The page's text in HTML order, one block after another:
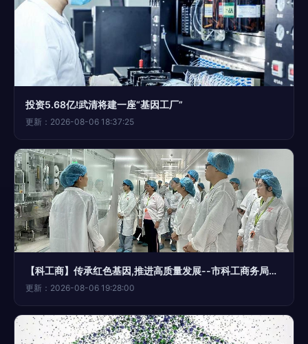
投资5.68亿!武清将建一座“基因工厂”
更新：2026-08-06 18:37:25
【科工商】传承红色基因,推进高质量发展--市科工商务局联合市财政局举办五四主题活动
更新：2026-08-06 19:28:00